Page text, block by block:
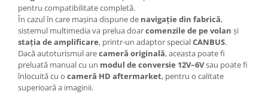
pentru compatibilitate completă.
În cazul în care mașina dispune de navigație din fabrică,
sistemul multimedia va prelua doarcomenzile de pe volan și
stația de amplificare, printr-un adaptor specialCANBUS.
Dacă autoturismul arecameră originală, aceasta poate fi
preluată manual cu un modul de conversie 12V–6Vsau poate fi
înlocuită cu o cameră HD aftermarket, pentru o calitate
superioară a imaginii.